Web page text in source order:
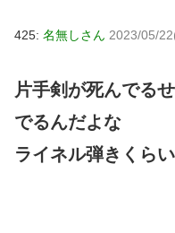
425: 名無しさん 2023/05/
片手剣が死んでる
でるんだよな
ライネル弾きくら